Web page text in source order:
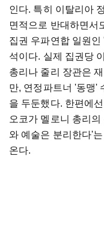
인다. 특히 이탈리아
면적으로 반대하면서
집권 우파연합 일원
석이다. 실제 집권당
총리나 줄리 장관은
만, 연정파트너 '동맹'
을 두둔했다. 한편에
오코가 멜로니 총리의
와 예술은 분리한다'
온다.